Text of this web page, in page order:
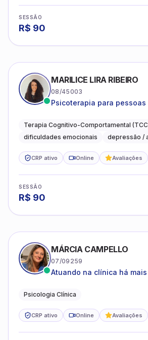
SESSÃO
R$ 90
MARILICE LIRA RIBEIRO
08/45003
Psicoterapia para
dificuldades do dia a dia
Terapia Cognitivo-Comportamental
dificuldades emocionais
depressão /
CRP ativo Online Avaliações
SESSÃO
R$ 90
MÁRCIA CAMPELLO
07/09259
Atuando na clínica há
estruturas, com experiência
Psicologia Clínica
CRP ativo Online Avaliações